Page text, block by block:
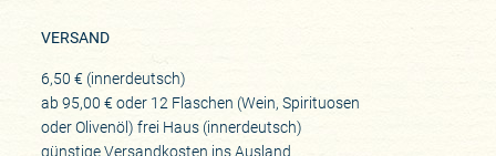
VERSAND
6,50 € (innerdeutsch)
ab 95,00 € oder 12 Flaschen (Wein, Spirituosen
oder Olivenöl) frei Haus (innerdeutsch)
günstige Versandkosten ins Ausland